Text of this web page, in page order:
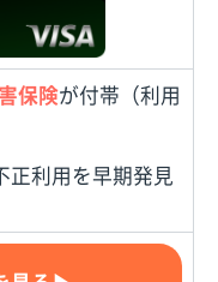
保険が付帯（利用
正利用を早期発見